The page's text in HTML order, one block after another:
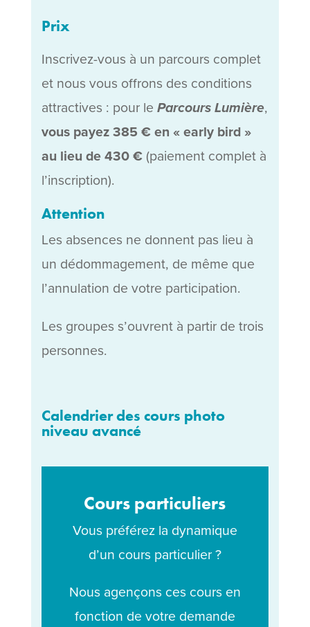
Prix
Inscrivez-vous à un parcours complet
et nous vous offrons des conditions
attractives : pour le Parcours Lumière,
vous payez 385 € en « early bird »
au lieu de 430 € (paiement complet à
l’inscription).
Attention
Les absences ne donnent pas lieu à
un dédommagement, de même que
l’annulation de votre participation.
Les groupes s’ouvrent à partir de trois
personnes.
Calendrier des cours photo
niveau avancé
Cours particuliers
Vous préférez la dynamique
d’un cours particulier ?
Nous agençons ces cours en
fonction de votre demande